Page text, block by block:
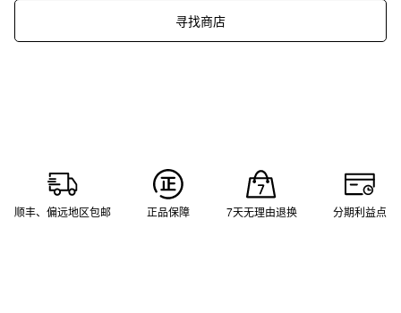
寻找商店
顺丰、偏远地区包邮 正品保障 7天无理由退换 分期利益点